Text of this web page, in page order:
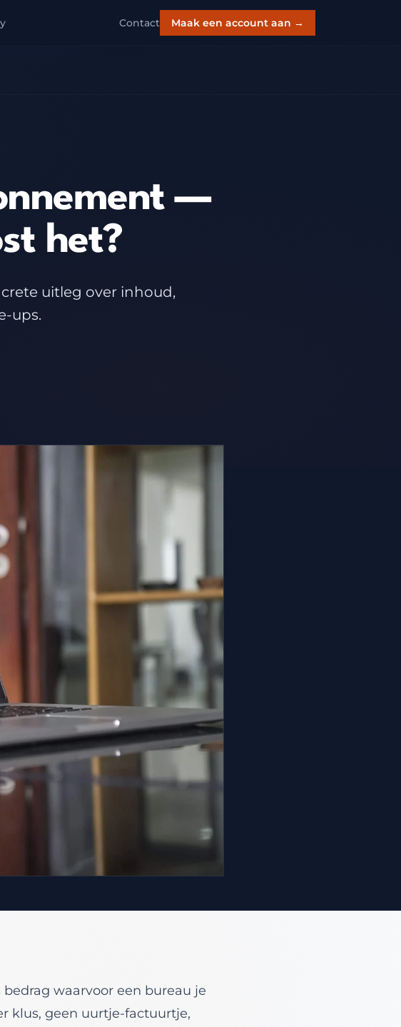
Contact Maak een account aan →
—
het?
uitleg over inhoud,
ups.
waarvoor een bureau je
klus, geen uurtje-factuurtje,